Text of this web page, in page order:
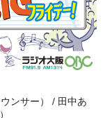
ンサー） / 田中あ